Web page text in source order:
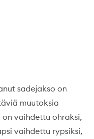
sadejakso on
muutoksia
vaihdettu ohraksi,
vaihdettu rypsiksi,